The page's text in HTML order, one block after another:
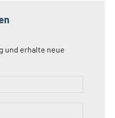
und erhalte neue